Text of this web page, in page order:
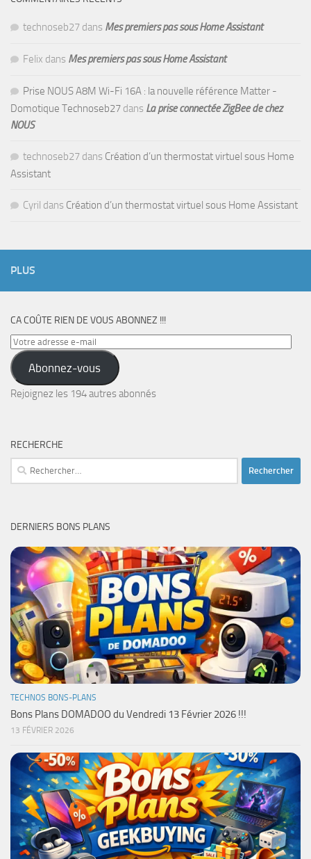
technoseb27 dans Mes premiers pas sous Home Assistant
Felix dans Mes premiers pas sous Home Assistant
Prise NOUS A8M Wi-Fi 16A : la nouvelle référence Matter -
Domotique Technoseb27 dans La prise connectée ZigBee de chez
NOUS
technoseb27 dans Création d’un thermostat virtuel sous Home
Assistant
Cyril dans Création d’un thermostat virtuel sous Home Assistant
PLUS
CA COÛTE RIEN DE VOUS ABONNEZ !!!
Votre
adresse
e-
mail
Abonnez-vous
Rejoignez les 194 autres abonnés
RECHERCHE
Rechercher :
DERNIERS BONS PLANS
TECHNOS BONS-PLANS
Bons Plans DOMADOO du Vendredi 13 Février 2026 !!!
13 FÉVRIER 2026